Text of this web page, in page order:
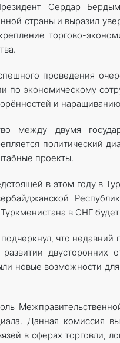
Сердар
страны и выразил
торгово-
проведения
экономическому
и
между двумя
политический
проекты.
в этом году в
в СНГ
что недавний
двусторонних
новые возможности
Данная комиссия
в сферах торговли,